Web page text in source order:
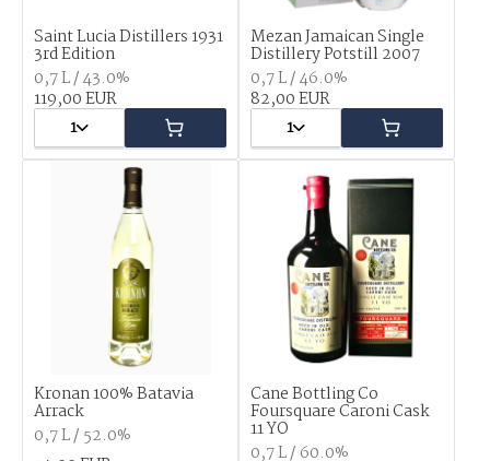
Saint Lucia Distillers 1931
3rd Edition
0,7 L / 43.0%
119,00 EUR
1
Mezan Jamaican Single
Distillery Potstill 2007
0,7 L / 46.0%
82,00 EUR
1
Kronan 100% Batavia
Arrack
0,7 L / 52.0%
Cane Bottling Co
Foursquare Caroni Cask
11 YO
0,7 L / 60.0%